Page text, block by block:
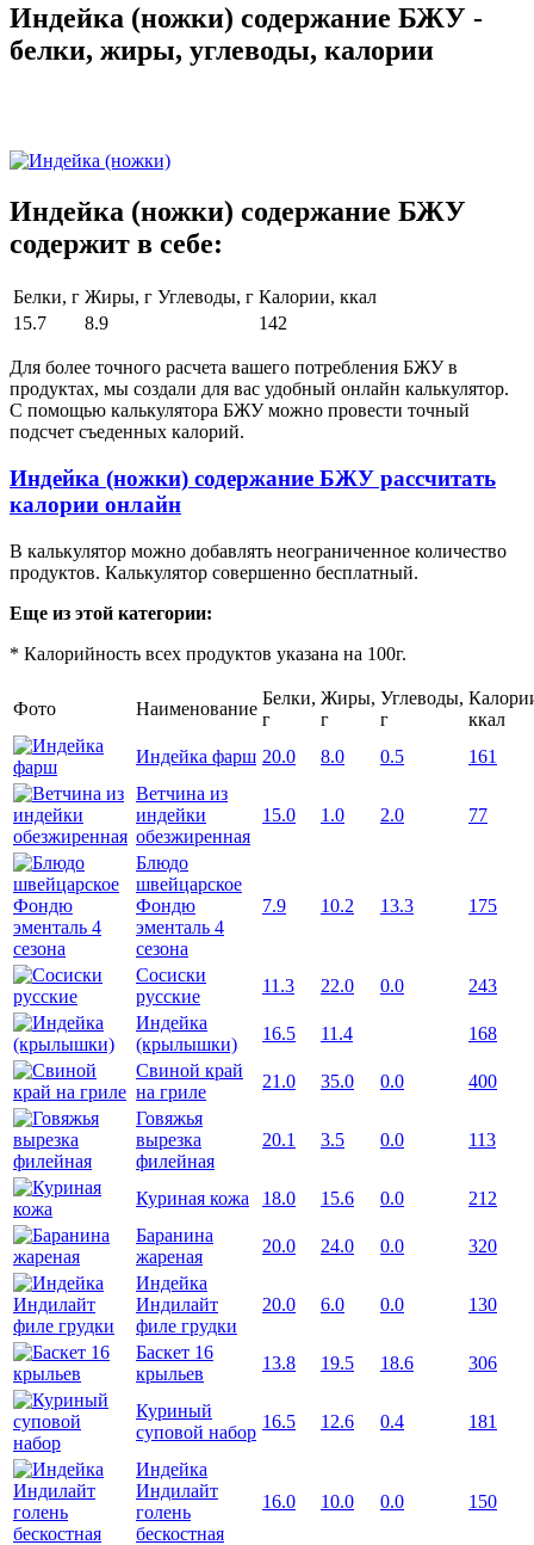
Индейка (ножки) содержание БЖУ -
белки, жиры, углеводы, калории
Индейка (ножки) содержание БЖУ
содержит в себе:
Белки, г Жиры, г Углеводы, г Калории, ккал
15.7
8.9 142
Для более точного расчета вашего потребления БЖУ в
продуктах, мы создали для вас удобный онлайн калькулятор.
С помощью калькулятора БЖУ можно провести точный
подсчет съеденных калорий.
Индейка (ножки) содержание БЖУ рассчитать
калории онлайн
В калькулятор можно добавлять неограниченное количество
продуктов. Калькулятор совершенно бесплатный.
Еще из этой категории:
* Калорийность всех продуктов указана на 100г.
Фото Наименование
Белки,
г
Жиры,
г
Углеводы,
г
ккал
Индейка фарш 20.0 8.0 0.5
161
Ветчина из
индейки
обезжиренная
15.0 1.0 2.0 77
Блюдо
швейцарское
Фондю
эменталь 4
сезона
7.9 10.2 13.3 175
Сосиски
русские
11.3 22.0 0.0
243
Индейка
(крылышки)
16.5 11.4
168
Свиной край
на гриле
21.0 35.0 0.0
400
Говяжья
вырезка
филейная
20.1 3.5 0.0 113
Куриная кожа 18.0 15.6 0.0
212
Баранина
жареная
20.0 24.0 0.0
320
Индейка
Индилайт
филе грудки
20.0 6.0 0.0 130
Баскет 16
крыльев
13.8 19.5 18.6 306
Куриный
суповой набор
16.5 12.6 0.4 181
Индейка
Индилайт
голень
бескостная
16.0 10.0 0.0 150